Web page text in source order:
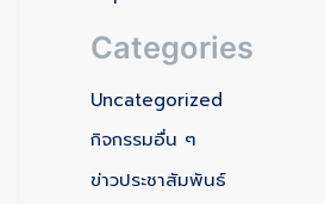
Categories
Uncategorized
กิจกรรมอื่น ๆ
ข่าวประชาสัมพันธ์